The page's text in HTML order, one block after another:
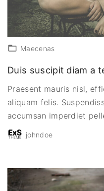
Maecenas
Duis suscipit diam a
Praesent mauris nisl,
aliquam felis.
accumsan imperdiet
johndoe